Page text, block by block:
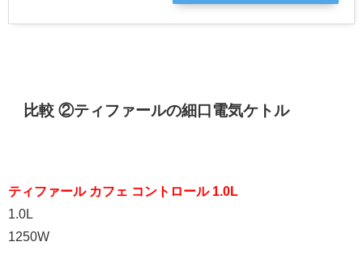
比較 ②ティファールの細口電気ケトル
ティファール カフェ コントロール 1.0L
1.0L
1250W